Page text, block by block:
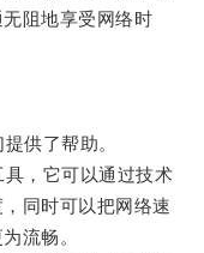
阻地享受网络时
供了帮助。
，它可以通过技术
同时可以把网络速
流畅。